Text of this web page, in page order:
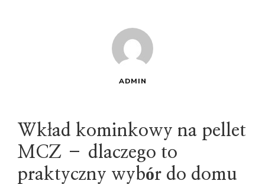
ADMIN
Wkład kominkowy na pellet
MCZ – dlaczego to
praktyczny wybór do domu